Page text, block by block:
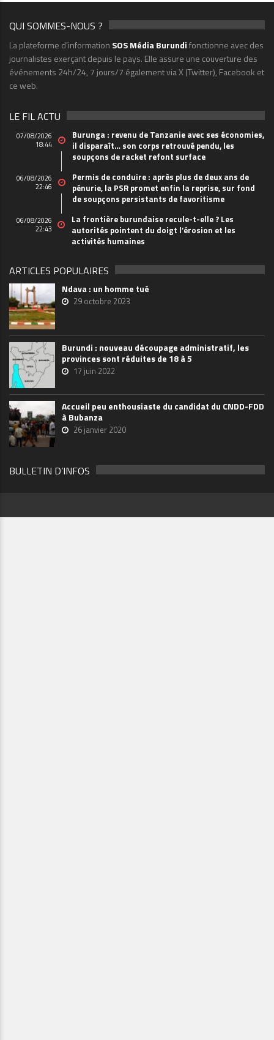
QUI SOMMES-NOUS ?
La plateforme d’information SOS Média Burundifonctionne avec des
journalistes exerçant depuis le pays. Elle assure une couverture des
événements 24h/24, 7 jours/7 également via X (Twitter), Facebook et
ce web.
LE FIL ACTU
07/08/2026
18:44
Burunga : revenu de Tanzanie avec ses économies,
il disparaît… son corps retrouvé pendu, les
soupçons de racket refont surface
06/08/2026
22:46
Permis de conduire : après plus de deux ans de
pénurie, la PSR promet enfin la reprise, sur fond
de soupçons persistants de favoritisme
06/08/2026
22:43
La frontière burundaise recule-t-elle ? Les
autorités pointent du doigt l’érosion et les
activités humaines
ARTICLES POPULAIRES
Ndava : un homme tué
29 octobre 2023
Burundi : nouveau découpage administratif, les
provinces sont réduites de 18 à 5
17 juin 2022
Accueil peu enthousiaste du candidat du CNDD-FDD
à Bubanza
26 janvier 2020
BULLETIN D’INFOS